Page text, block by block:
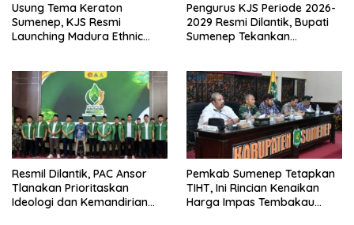
Usung Tema Keraton
Sumenep, KJS Resmi
Launching Madura Ethnic
Pengurus KJS Periode 2026-
2029 Resmi Dilantik, Bupati
Sumenep Tekankan
Resmil Dilantik, PAC Ansor
Tlanakan Prioritaskan
Ideologi dan Kemandirian
Pemkab Sumenep Tetapkan
TIHT, Ini Rincian Kenaikan
Harga Impas Tembakau